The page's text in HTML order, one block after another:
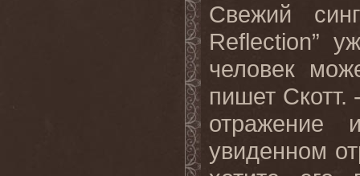
Свежий
Reflection”
человек
пишет Скотт.
отражение
увиденном